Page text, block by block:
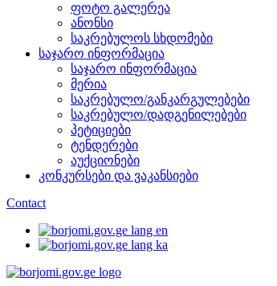
ფოტო გალერეა
ანონსი
საკრებულოს სხდომები
საჯარო ინფორმაცია
საჯარო ინფორმაცია
მერია
საკრებულო/განკარგულებები
საკრებულო/დადგენილებები
პეტიციები
ტენდერები
აუქციონები
კონკურსები და ვაკანსიები
Contact